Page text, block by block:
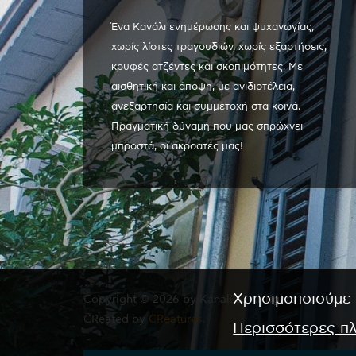
Ένα Κανάλι ενημέρωσης και ψυχαγωγίας,
χωρίς λίστες τραγουδιών, χωρίς εξαρτήσεις,
κρυφές ατζέντες και σκοπιμότητες. Με
αισθητική και άποψη, με ανιδιοτέλεια,
ανεξαρτησία και συμμετοχή στα κοινά.
Πραγματική δύναμη που μας σπρώχνει
μπροστά, οι ακροατές μας!
Copyright © 2026 by Kanali 6. All rights reserved.
CReated by CReatures.
Περισσότερες